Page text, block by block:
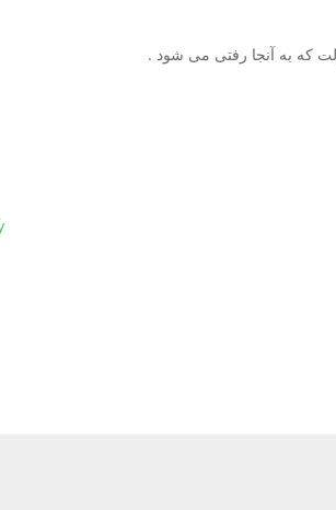
که به آنجا رفتی می شود .